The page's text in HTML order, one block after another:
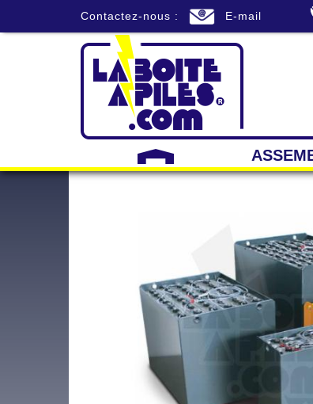
Contactez-nous : E-mail